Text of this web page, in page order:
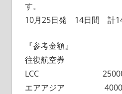
す。
10月25日発 14日間 計
『参考金額』
往復航空券
LCC 25000
エアアジア 40000